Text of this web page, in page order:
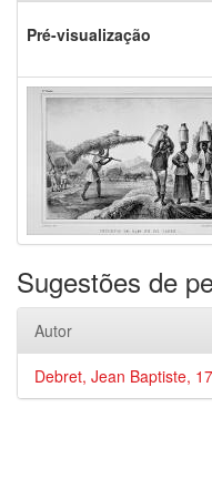
Pré-visualização
Sugestões de
Autor
Debret, Jean Baptiste,